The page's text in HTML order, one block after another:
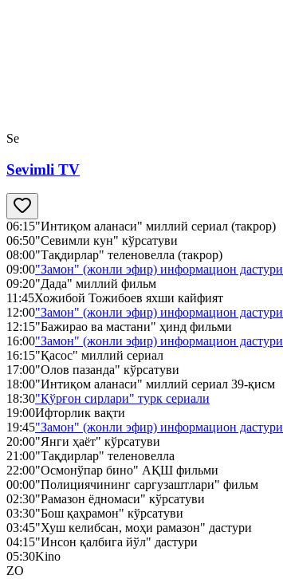
Se
Sevimli TV
06:15"Интиқом аланаси" миллий сериал (такрор)
06:50"Севимли кун" кўрсатуви
08:00"Тақдирлар" теленовелла (такрор)
09:00"Замон" (жонли эфир) информацион дастури
09:20"Дада" миллий фильм
11:45Хожибой Тожибоев яхши кайфият
12:00"Замон" (жонли эфир) информацион дастури
12:15"Бажирао ва мастани" ҳинд фильми
16:00"Замон" (жонли эфир) информацион дастури
16:15"Қасос" миллий сериал
17:00"Олов пазанда" кўрсатуви
18:00"Интиқом аланаси" миллий сериал 39-қисм
18:30"Қўрғон сирлари" турк сериали
19:00Ифторлик вақти
19:45"Замон" (жонли эфир) информацион дастури
20:00"Янги ҳаёт" кўрсатуви
21:00"Тақдирлар" теленовелла
22:00"Осмонўпар бино" АҚШ фильми
00:00"Полициячининг саргузаштлари" фильм
02:30"Рамазон ёдномаси" кўрсатуви
03:30"Бош қаҳрамон" кўрсатуви
03:45"Хуш келибсан, моҳи рамазон" дастури
04:15"Инсон қалбига йўл" дастури
05:30Kino
ZO